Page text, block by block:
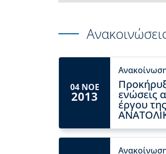
04 ΝΟΕ
2013 ενώσεις
έργου